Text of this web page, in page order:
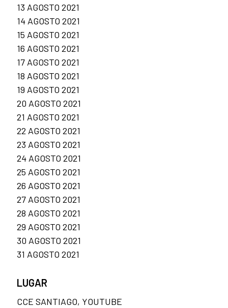
13 AGOSTO 2021
14 AGOSTO 2021
15 AGOSTO 2021
16 AGOSTO 2021
17 AGOSTO 2021
18 AGOSTO 2021
19 AGOSTO 2021
20 AGOSTO 2021
21 AGOSTO 2021
22 AGOSTO 2021
23 AGOSTO 2021
24 AGOSTO 2021
25 AGOSTO 2021
26 AGOSTO 2021
27 AGOSTO 2021
28 AGOSTO 2021
29 AGOSTO 2021
30 AGOSTO 2021
31 AGOSTO 2021
LUGAR
CCE SANTIAGO, YOUTUBE